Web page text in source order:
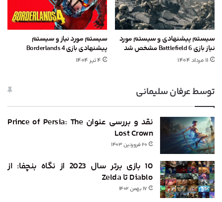
سیستم پیشنهادی و سیستم مورد
نیاز بازی Battlefield 6 مشخص شد
۱۱ مرداد ۱۴۰۴
سیستم مورد نیاز و سیستم
پیشنهادی بازی Borderlands 4
۴ تیر ۱۴۰۴
توسط عرفان سلیمانی
نقد و بررسی عنوان Prince of Persia: The
Lost Crown
۲۰ فروردین ۱۴۰۳
10 بازی برتر سال 2023 از نگاه بنچفا: از
Diablo تا Zelda
۱۷ بهمن ۱۴۰۲